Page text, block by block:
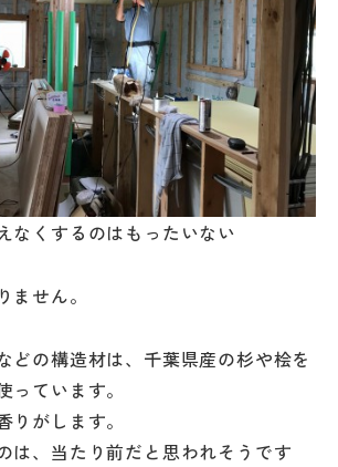
なくするのはもったいない
ません。
どの構造材は、千葉県産の杉や桧を
っています。
りがします。
は、当たり前だと思われそうです